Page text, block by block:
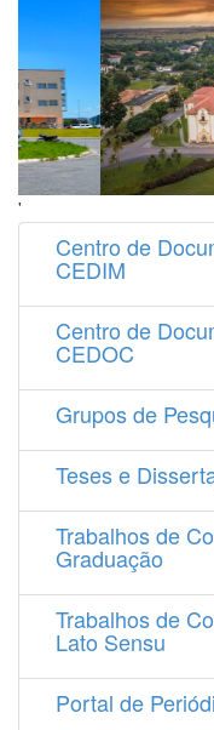
'
Centro de
CEDIM
Centro de
CEDOC
Grupos de
Teses e
Trabalhos de
Graduação
Trabalhos de
Lato Sensu
Portal de